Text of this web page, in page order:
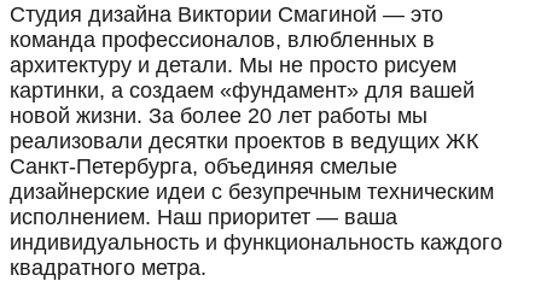
Студия дизайна Виктории Смагиной — это
команда профессионалов, влюбленных в
архитектуру и детали. Мы не просто рисуем
картинки, а создаем «фундамент» для вашей
новой жизни. За более 20 лет работы мы
реализовали десятки проектов в ведущих ЖК
Санкт-Петербурга, объединяя смелые
дизайнерские идеи с безупречным техническим
исполнением. Наш приоритет — ваша
индивидуальность и функциональность каждого
квадратного метра.